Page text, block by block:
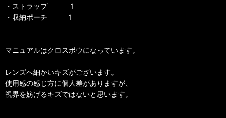
・ストラップ 1
・収納ポーチ 1
マニュアルはクロスボウになっています。
レンズへ細かいキズがございます。
使用感の感じ方に個人差がありますが、
視界を妨げるキズではないと思います。